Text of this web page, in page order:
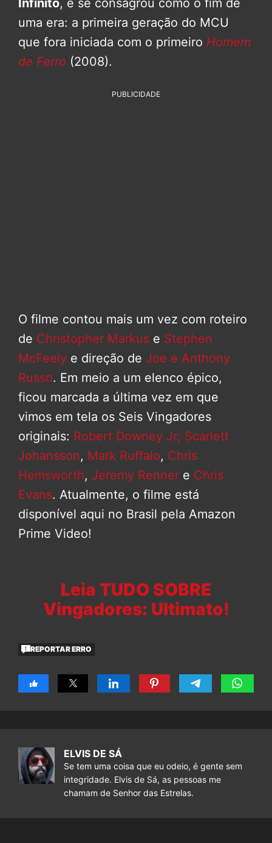
Infinito, e se consagrou como o fim de
uma era: a primeira geração do MCU
que fora iniciada com o primeiro Homem
de Ferro (2008).
PUBLICIDADE
O filme contou mais um vez com roteiro
de Christopher Markus e Stephen
McFeely e direção de Joe e Anthony
Russo. Em meio a um elenco épico,
ficou marcada a última vez em que
vimos em tela os Seis Vingadores
originais: Robert Downey Jr; Scarlett
Johansson, Mark Ruffalo, Chris
Hemsworth, Jeremy Renner e Chris
Evans. Atualmente, o filme está
disponível aqui no Brasil pela Amazon
Prime Video!
Leia TUDO SOBRE
Vingadores: Ultimato!
REPORTAR ERRO
ELVIS DE SÁ
Se tem uma coisa que eu odeio, é gente sem
integridade. Elvis de Sá, as pessoas me
chamam de Senhor das Estrelas.